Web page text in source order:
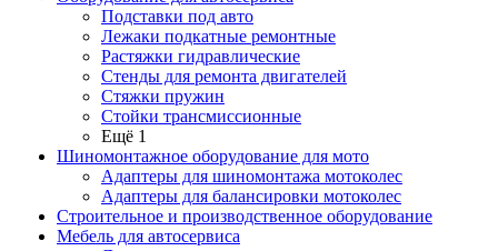
Подставки под авто
Лежаки подкатные ремонтные
Растяжки гидравлические
Стенды для ремонта двигателей
Стяжки пружин
Стойки трансмиссионные
Ещё 1
Шиномонтажное оборудование для мото
Адаптеры для шиномонтажа мотоколес
Адаптеры для балансировки мотоколес
Строительное и производственное оборудование
Мебель для автосервиса